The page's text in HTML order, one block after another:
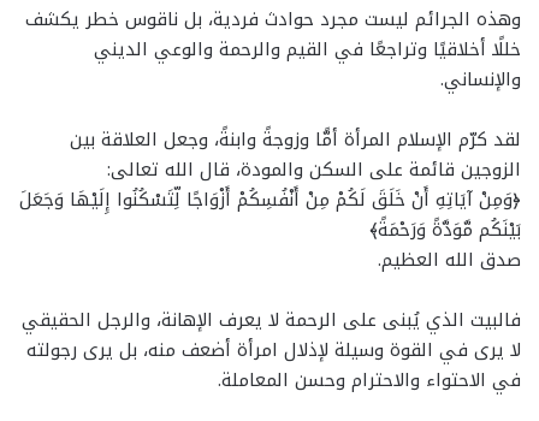
وهذه الجرائم ليست مجرد حوادث فردية، بل ناقوس خطر يكشف
خللًا أخلاقيًا وتراجعًا في القيم والرحمة والوعي الديني
والإنساني.
لقد كرّم الإسلام المرأة أمًّا وزوجةً وابنةً، وجعل العلاقة بين
الزوجين قائمة على السكن والمودة، قال الله تعالى:
﴿وَمِنْ آيَاتِهِ أَنْ خَلَقَ لَكُمْ مِنْ أَنْفُسِكُمْ أَزْوَاجًا لِّتَسْكُنُوا إِلَيْهَا وَجَعَلَ
بَيْنَكُم مَّوَدَّةً وَرَحْمَةً﴾
صدق الله العظيم.
فالبيت الذي يُبنى على الرحمة لا يعرف الإهانة، والرجل الحقيقي
لا يرى في القوة وسيلة لإذلال امرأة أضعف منه، بل يرى رجولته
في الاحتواء والاحترام وحسن المعاملة.